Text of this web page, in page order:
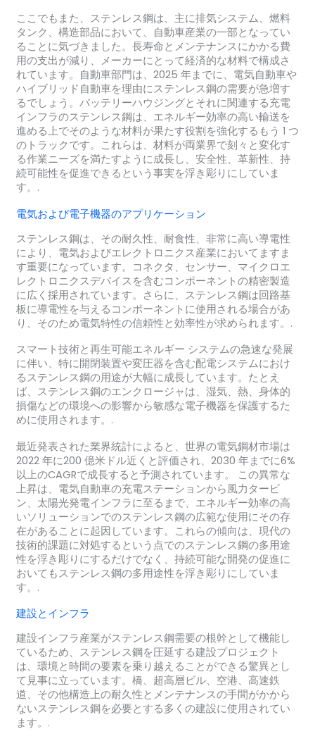
ここでもまた、ステンレス鋼は、主に排気システム、燃料
タンク、構造部品において、自動車産業の一部となってい
ることに気づきました。長寿命とメンテナンスにかかる費
用の支出が減り、メーカーにとって経済的な材料で構成さ
れています。自動車部門は、2025 年までに、電気自動車や
ハイブリッド自動車を理由にステンレス鋼の需要が急増す
るでしょう。バッテリーハウジングとそれに関連する充電
インフラのステンレス鋼は、エネルギー効率の高い輸送を
進める上でそのような材料が果たす役割を強化するもう 1 つ
のトラックです。これらは、材料が両業界で刻々と変化す
る作業ニーズを満たすように成長し、安全性、革新性、持
続可能性を促進できるという事実を浮き彫りにしていま
す。.
電気および電子機器のアプリケーション
ステンレス鋼は、その耐久性、耐食性、非常に高い導電性
により、電気およびエレクトロニクス産業においてますま
す重要になっています。コネクタ、センサー、マイクロエ
レクトロニクスデバイスを含むコンポーネントの精密製造
に広く採用されています。さらに、ステンレス鋼は回路基
板に導電性を与えるコンポーネントに使用される場合があ
り、そのため電気特性の信頼性と効率性が求められます。.
スマート技術と再生可能エネルギー システムの急速な発展
に伴い、特に開閉装置や変圧器を含む配電システムにおけ
るステンレス鋼の用途が大幅に成長しています。たとえ
ば、ステンレス鋼のエンクロージャは、湿気、熱、身体的
損傷などの環境への影響から敏感な電子機器を保護するた
めに使用されます。.
最近発表された業界統計によると、世界の電気鋼材市場は
2022 年に200 億米ドル近くと評価され、2030 年までに6%
以上のCAGRで成長すると予測されています。 この異常な
上昇は、電気自動車の充電ステーションから風力タービ
ン、太陽光発電インフラに至るまで、エネルギー効率の高
いソリューションでのステンレス鋼の広範な使用にその存
在があることに起因しています。これらの傾向は、現代の
技術的課題に対処するという点でのステンレス鋼の多用途
性を浮き彫りにするだけでなく、持続可能な開発の促進に
おいてもステンレス鋼の多用途性を浮き彫りにしていま
す。.
建設とインフラ
建設インフラ産業がステンレス鋼需要の根幹として機能し
ているため、ステンレス鋼を圧延する建設プロジェクト
は、環境と時間の要素を乗り越えることができる驚異とし
て見事に立っています。橋、超高層ビル、空港、高速鉄
道、その他構造上の耐久性とメンテナンスの手間がかから
ないステンレス鋼を必要とする多くの建設に使用されてい
ます。.